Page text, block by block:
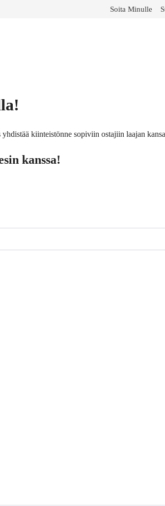
Soita Minulle
kiinteistönne sopiviin ostajiin laajan
kanssa!